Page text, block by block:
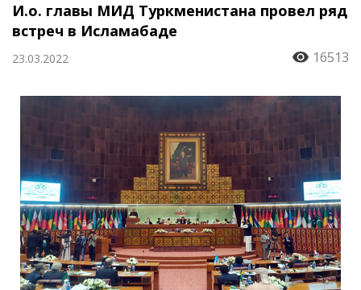
И.о. главы МИД Туркменистана провел ряд
встреч в Исламабаде
23.03.2022 16513